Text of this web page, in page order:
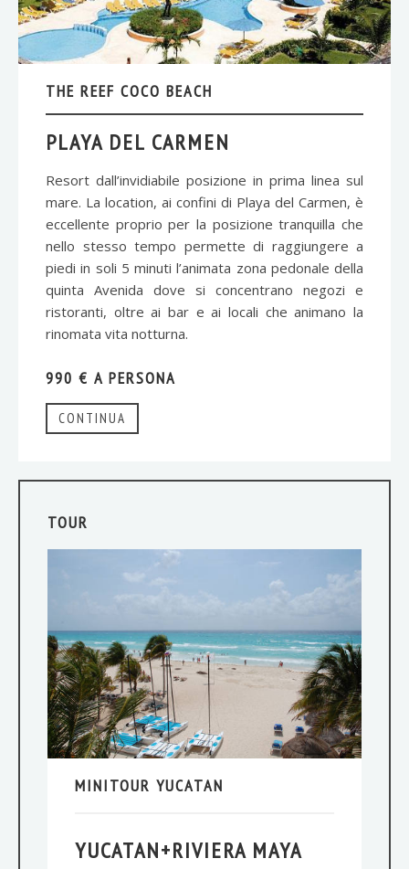
THE REEF COCO BEACH
PLAYA DEL CARMEN
Resort dall’invidiabile posizione in prima linea sul
mare. La location, ai confini di Playa del Carmen, è
eccellente proprio per la posizione tranquilla che
nello stesso tempo permette di raggiungere a
piedi in soli 5 minuti l’animata zona pedonale della
quinta Avenida dove si concentrano negozi e
ristoranti, oltre ai bar e ai locali che animano la
rinomata vita notturna.
990 € A PERSONA
CONTINUA
TOUR
MINITOUR YUCATAN
YUCATAN+RIVIERA MAYA